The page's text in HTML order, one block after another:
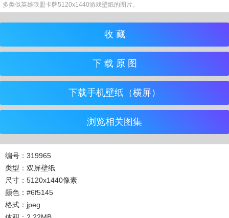
多类似英雄联盟卡牌5120x1440游戏壁纸的图片。
收 藏
下 载 原 图
下载手机壁纸（横屏）
浏览相关图集
编号：319965
类型：双屏壁纸
尺寸：5120x1440像素
颜色：#6f5145
格式：jpeg